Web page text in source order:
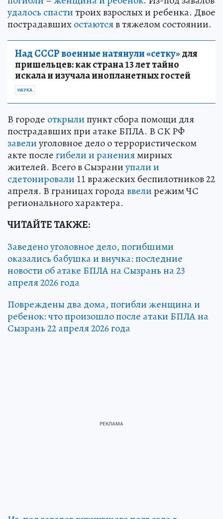
удалось спаститроих взрослых и ребенка. Двое
пострадавшихостаютсяв тяжелом состоянии.
Над СССР военные натянули «сетку»для
пришельцев: как страна 13 лет тайно
искала и изучала инопланетных гостей
НАУКА
В городе открылипункт сбора помощи для
пострадавших при атаке БПЛА. В СК РФ
завелиуголовное дело о террористическом
акте послегибели и ранениямирных
жителей. Всего в Сызраниупали и
сдетонировали 11 вражеских беспилотников 22
апреля. В границах городаввелирежим ЧС
регионального характера.
ЧИТАЙТЕ ТАКЖЕ:
Заведено уголовное дело, погибшими
оказались бабушка и внучка: последние
новости об атаке БПЛА на Сызрань на 23
апреля 2026 года
Повреждены два дома, погибли женщина и
ребенок: что произошло после атаки БПЛА на
Сызрань 22 апреля 2026 года